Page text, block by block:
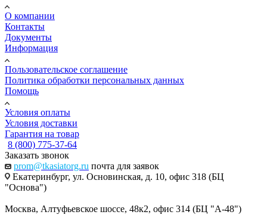
О компании
Контакты
Документы
Информация
Пользовательское соглашение
Политика обработки персональных данных
Помощь
Условия оплаты
Условия доставки
Гарантия на товар
8 (800) 775-37-64
Заказать звонок
prom@tkasiatorg.ru почта для заявок
Екатеринбург, ул. Основинская, д. 10, офис 318 (БЦ
"Основа")
Москва, Алтуфьевское шоссе, 48к2, офис 314 (БЦ "А-48")